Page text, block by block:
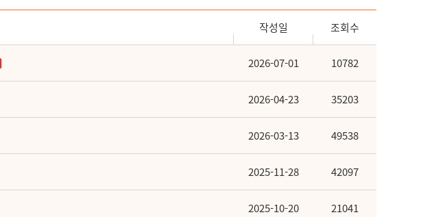
작성일 조회수
2026-07-01 10782
2026-04-23 35203
2026-03-13 49538
2025-11-28 42097
2025-10-20 21041